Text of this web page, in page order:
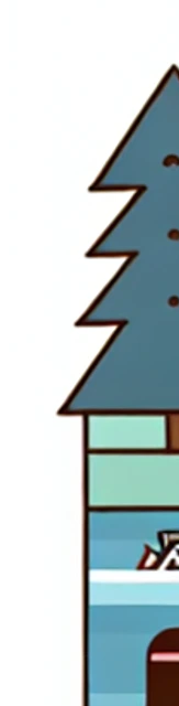
visitatori si
Cookie
Questi
utilizzati da
Cookie
Questi
regione in cui
Salva preferenze